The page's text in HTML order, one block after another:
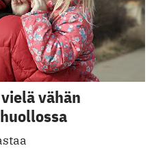
vähän